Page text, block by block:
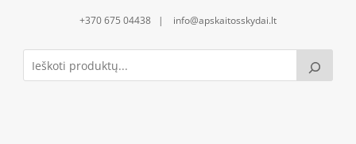
+370 675 04438 | info@apskaitosskydai.lt